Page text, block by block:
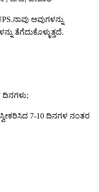
ಅವುಗಳನ್ನು
ತೆಗೆದುಕೊಳ್ಳುತ್ತದೆ.
ದಿನಗಳು;
7-10 ದಿನಗಳ ನಂತರ